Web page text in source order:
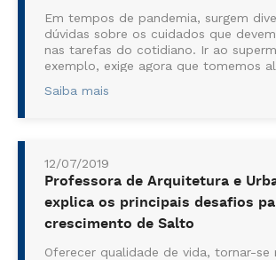
Em tempos de pandemia, surgem
dúvidas sobre os cuidados que
nas tarefas do cotidiano. Ir ao
exemplo, exige agora que tomemos
Jornal Agora SP produziu reportagem
Saiba mais
12/07/2019
Professora de Arquitetura e
explica os principais desafios
crescimento de Salto
Oferecer qualidade de vida, tornar-se